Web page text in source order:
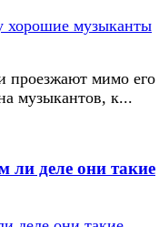
проезжают мимо его
музыкантов, к...
ли деле они такие